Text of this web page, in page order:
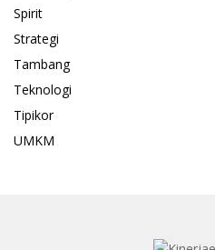
Spirit
Strategi
Tambang
Teknologi
Tipikor
UMKM